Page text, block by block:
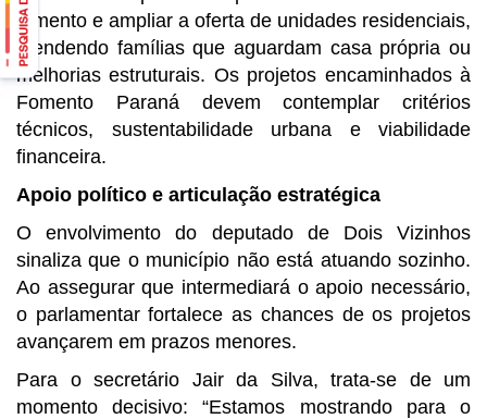
fomento e ampliar a oferta de unidades residenciais,
atendendo famílias que aguardam casa própria ou
melhorias estruturais. Os projetos encaminhados à
Fomento Paraná devem contemplar critérios
técnicos, sustentabilidade urbana e viabilidade
financeira.
Apoio político e articulação estratégica
O envolvimento do deputado de Dois Vizinhos
sinaliza que o município não está atuando sozinho.
Ao assegurar que intermediará o apoio necessário,
o parlamentar fortalece as chances de os projetos
avançarem em prazos menores.
Para o secretário Jair da Silva, trata-se de um
momento decisivo: “Estamos mostrando para o